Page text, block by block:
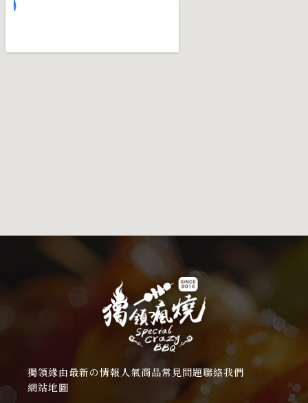
獨領緣由最新の情報人氣商品常見問題聯絡我們
網站地圖